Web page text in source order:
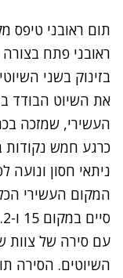
ראובני פתח
בזינוק בשני
את השיוט הבודד
העשירי, שמזכה
כרגע חמש נקודות
המקום העשירי
עם סירה של צוות
השיוטים. הסירה